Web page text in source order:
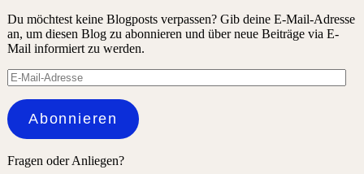
Du möchtest keine Blogposts verpassen? Gib deine E-Mail-Adresse
an, um diesen Blog zu abonnieren und über neue Beiträge via E-
Mail informiert zu werden.
E-
Mail-
Adresse
Abonnieren
Fragen oder Anliegen?